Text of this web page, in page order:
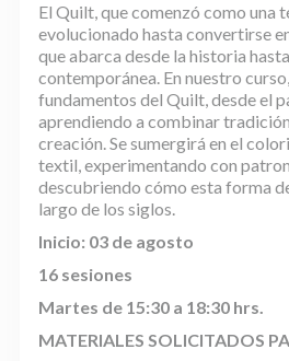
El Quilt, que comenzó como una
evolucionado hasta convertirse
que abarca desde la historia
contemporánea. En nuestro
fundamentos del Quilt, desde el
aprendiendo a combinar
creación. Se sumergirá en el
textil, experimentando con
descubriendo cómo esta forma
largo de los siglos.
Inicio: 03 de agosto
16 sesiones
Martes de 15:30 a 18:30 hrs.
MATERIALES SOLICITADOS